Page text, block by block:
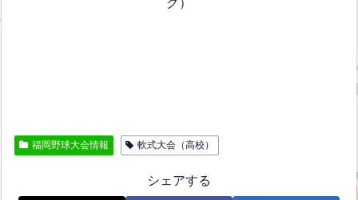
グ）
福岡野球大会情報 軟式大会（高校）
シェアする